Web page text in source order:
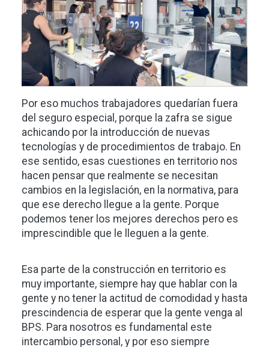
Por eso muchos trabajadores quedarían fuera
del seguro especial, porque la zafra se sigue
achicando por la introducción de nuevas
tecnologías y de procedimientos de trabajo. En
ese sentido, esas cuestiones en territorio nos
hacen pensar que realmente se necesitan
cambios en la legislación, en la normativa, para
que ese derecho llegue a la gente. Porque
podemos tener los mejores derechos pero es
imprescindible que le lleguen a la gente.
Esa parte de la construcción en territorio es
muy importante, siempre hay que hablar con la
gente y no tener la actitud de comodidad y hasta
prescindencia de esperar que la gente venga al
BPS. Para nosotros es fundamental este
intercambio personal, y por eso siempre